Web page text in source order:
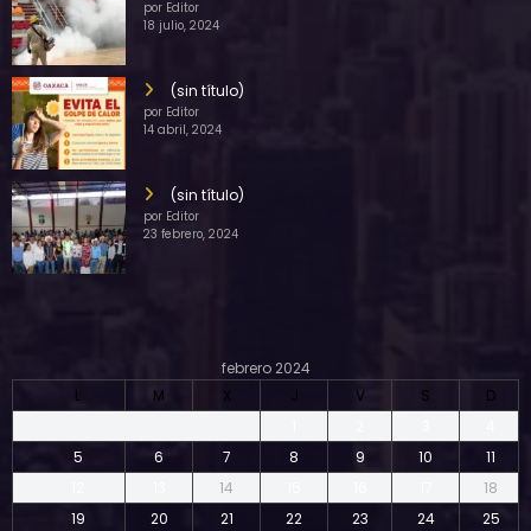
por Editor
18 julio, 2024
(sin título)
por Editor
14 abril, 2024
(sin título)
por Editor
23 febrero, 2024
febrero 2024
L
M X J V S
D
5
6 7 8 9 10
11
14
18
19
20 21 22 23 24 25